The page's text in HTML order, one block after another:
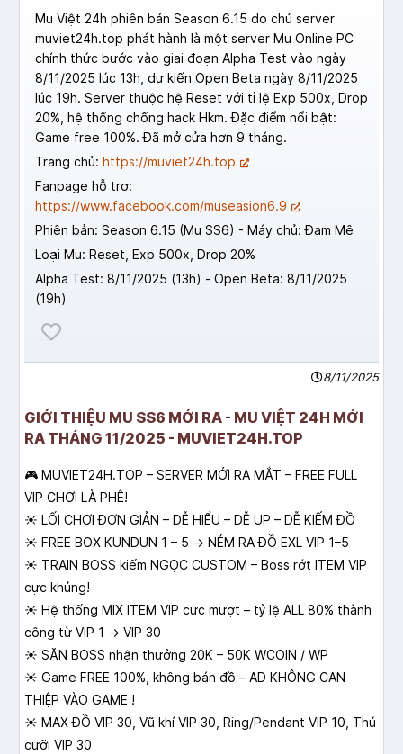
Mu Việt 24h phiên bản Season 6.15 do chủ server
muviet24h.top phát hành là một server Mu Online PC
chính thức bước vào giai đoạn Alpha Test vào ngày
8/11/2025 lúc 13h, dự kiến Open Beta ngày 8/11/2025
lúc 19h. Server thuộc hệ Reset với tỉ lệ Exp 500x, Drop
20%, hệ thống chống hack Hkm. Đặc điểm nổi bật:
Game free 100%. Đã mở cửa hơn 9 tháng.
Trang chủ: https://muviet24h.top
Fanpage hỗ trợ:
https://www.facebook.com/museasion6.9
Phiên bản: Season 6.15 (Mu SS6) - Máy chủ: Đam Mê
Loại Mu: Reset, Exp 500x, Drop 20%
Alpha Test: 8/11/2025 (13h) - Open Beta: 8/11/2025
(19h)
8/11/2025
GIỚI THIỆU MU SS6 MỚI RA - MU VIỆT 24H MỚI
RA THÁNG 11/2025 - MUVIET24H.TOP
🎮 MUVIET24H.TOP – SERVER MỚI RA MẮT – FREE FULL
VIP CHƠI LÀ PHÊ!
☀ LỐI CHƠI ĐƠN GIẢN – DỄ HIỂU – DỄ UP – DỄ KIẾM ĐỒ
☀ FREE BOX KUNDUN 1 – 5 → NÉM RA ĐỒ EXL VIP 1–5
☀ TRAIN BOSS kiếm NGỌC CUSTOM – Boss rớt ITEM VIP
cực khủng!
☀ Hệ thống MIX ITEM VIP cực mượt – tỷ lệ ALL 80% thành
công từ VIP 1 → VIP 30
☀ SĂN BOSS nhận thưởng 20K – 50K WCOIN / WP
☀ Game FREE 100%, không bán đồ – AD KHÔNG CAN
THIỆP VÀO GAME !
☀ MAX ĐỒ VIP 30, Vũ khí VIP 30, Ring/Pendant VIP 10, Thú
cưỡi VIP 30